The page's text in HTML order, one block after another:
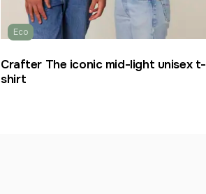
Eco
Crafter The iconic mid-light unisex t-
shirt